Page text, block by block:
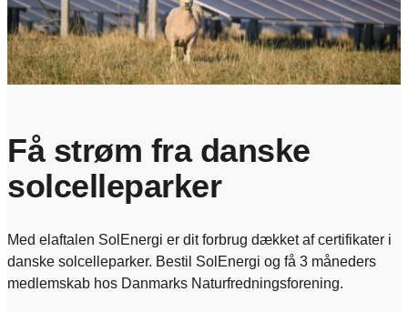
Få strøm fra danske
solcelleparker
Med elaftalen SolEnergi er dit forbrug dækket af certifikater i
danske solcelleparker. Bestil SolEnergi og få 3 måneders
medlemskab hos Danmarks Naturfredningsforening.